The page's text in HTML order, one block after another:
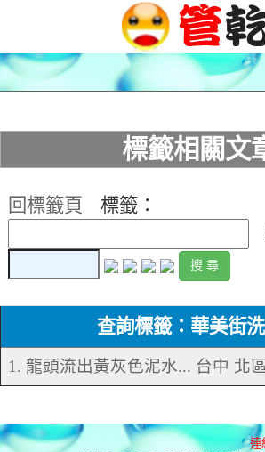
標籤相關文
回標籤頁
標籤：
查詢標籤：華美街
1. 龍頭流出黃灰色泥水... 台中 北
連